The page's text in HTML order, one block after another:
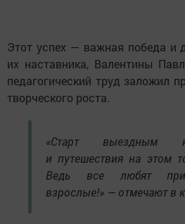
Этот успех — важная победа и
их наставника, Валентины
педагогический труд заложил
творческого роста.
«Старт выездным
и путешествия на этом
Ведь все любят
взрослые!» — отмечают в